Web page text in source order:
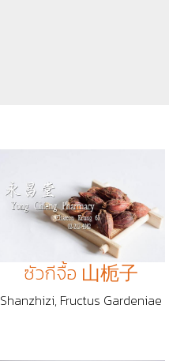
ซัวกีจื้อ 山栀子
Shanzhizi, Fructus Gardeniae